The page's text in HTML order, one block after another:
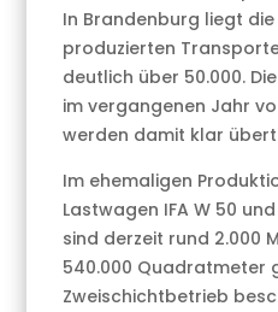
In Brandenburg liegt die
produzierten
deutlich über 50.000.
im vergangenen Jahr
werden damit klar
Im ehemaligen
Lastwagen IFA W 50
sind derzeit rund 2.000
540.000 Quadratmeter
Zweischichtbetrieb